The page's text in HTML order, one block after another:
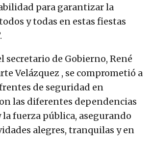
para garantizar la
y todas en estas fiestas
secretario de Gobierno, René
Velázquez , se comprometió a
de seguridad en
las diferentes dependencias
fuerza pública, asegurando
alegres, tranquilas y en